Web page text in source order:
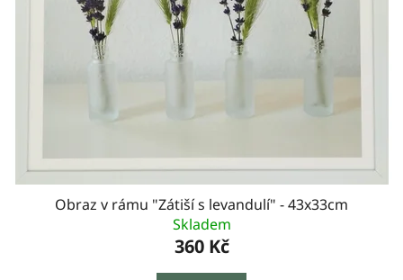
Obraz v rámu "Zátiší s levandulí" - 43x33cm
Skladem
360 Kč